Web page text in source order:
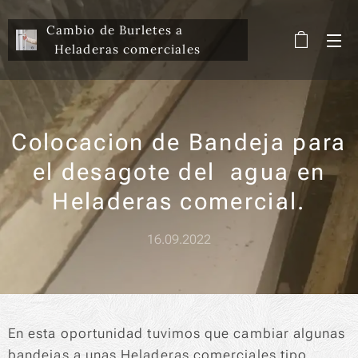
Cambio de Burletes a
Heladeras comerciales
Colocacion de Bandeja para
el desagote del agua en
Heladeras comercial.
16.09.2022
En esta oportunidad tuvimos que cambiar algunas
bandejas a unas Heladeras comerciales tipo